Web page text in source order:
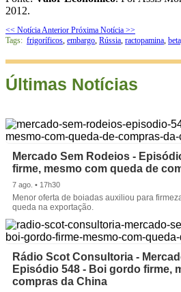
2012.
<< Notícia Anterior Próxima Notícia >>
Tags: frigoríficos, embargo, Rússia, ractopamina,
Últimas Notícias
Mercado Sem Rodeios -
firme, mesmo com queda de
7 ago. • 17h30
Menor oferta de boiadas auxiliou para
queda na exportação.
Rádio Scot Consultoria -
Episódio 548 - Boi gordo firme,
compras da China